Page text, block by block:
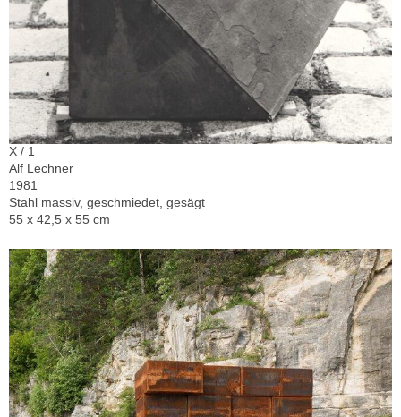
X / 1
Alf Lechner
1981
Stahl massiv, geschmiedet, gesägt
55 x 42,5 x 55 cm